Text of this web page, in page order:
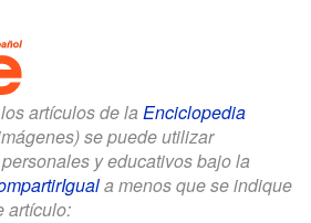
artículos de la Enciclopedia
se puede utilizar
y educativos bajo la
a menos que se indique
artículo: